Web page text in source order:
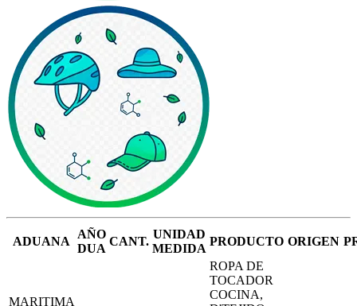
ADUANA
AÑO
DUA
CANT.
UNIDAD
MEDIDA
PRODUCTO ORIGEN
MARITIMA
ROPA DE
TOCADOR
COCINA,